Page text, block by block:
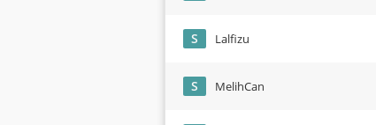
S Lalfizu
S MelihCan